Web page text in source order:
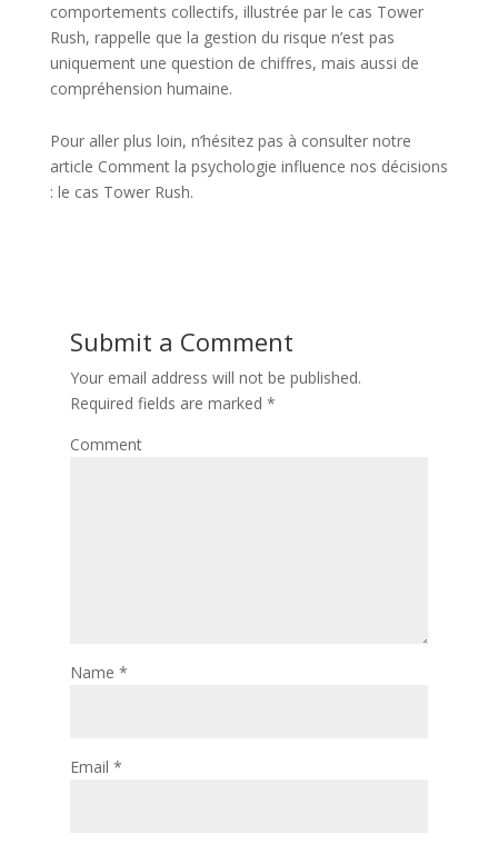
comportements collectifs, illustrée par le cas Tower
Rush, rappelle que la gestion du risque n’est pas
uniquement une question de chiffres, mais aussi de
compréhension humaine.
Pour aller plus loin, n’hésitez pas à consulter notre
article Comment la psychologie influence nos décisions
: le cas Tower Rush.
Submit a Comment
Your email address will not be published.
Required fields are marked *
Comment
Name *
Email *